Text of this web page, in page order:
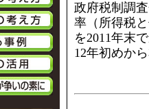
政府税制調
率（所得税
を2011年末
12年初めか